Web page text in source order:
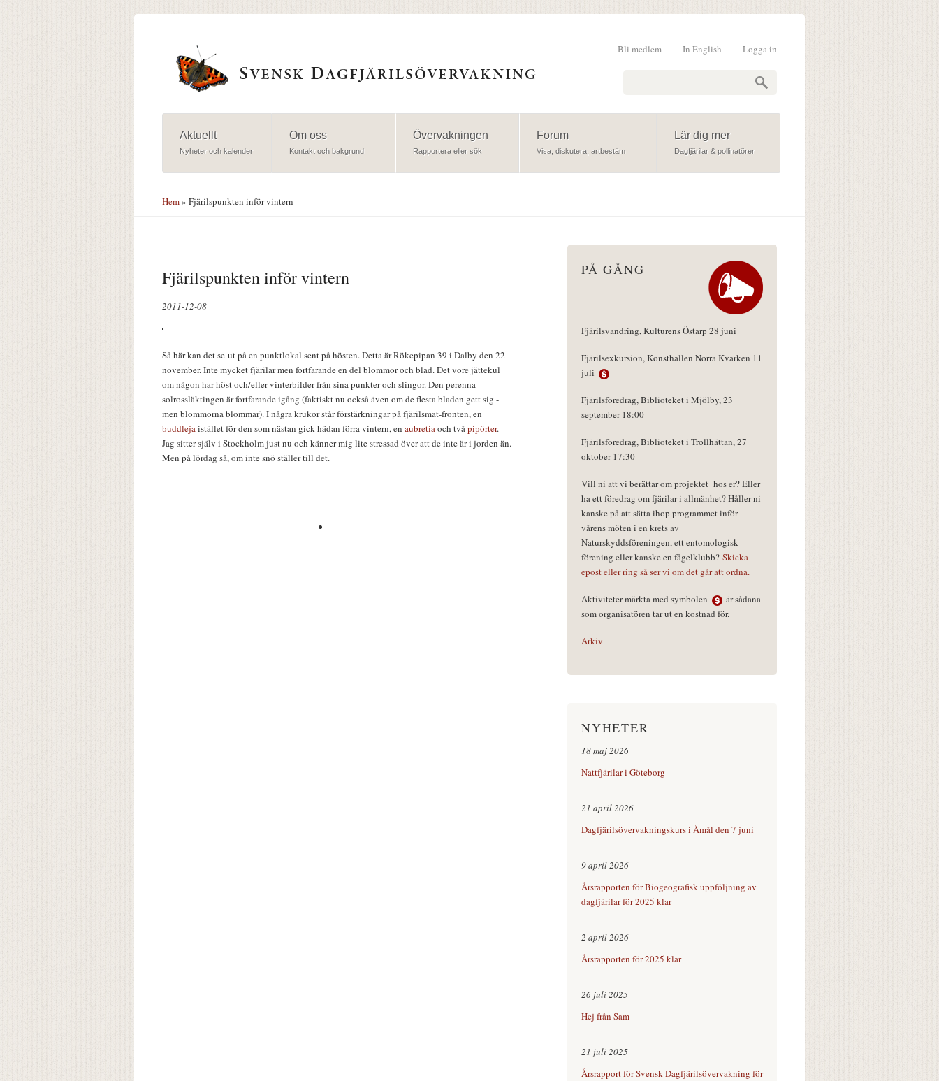
Logga in
In English
Bli medlem
Aktuellt
Nyheter och kalender
Om oss
Kontakt och bakgrund
Övervakningen
Rapportera eller sök
Forum
Visa, diskutera, artbestäm
Lär dig mer
Dagfjärilar & pollinatörer
Hem» Fjärilspunkten inför vintern
Fjärilspunkten inför vintern
2011-12-08
Så här kan det se ut på en punktlokal sent på hösten. Detta är Rökepipan 39 i Dalby den 22
november. Inte mycket fjärilar men fortfarande en del blommor och blad. Det vore jättekul
om någon har höst och/eller vinterbilder från sina punkter och slingor. Den perenna
solrossläktingen är fortfarande igång (faktiskt nu också även om de flesta bladen gett sig -
men blommorna blommar). I några krukor står förstärkningar på fjärilsmat-fronten, en
buddlejaistället för den som nästan gick hädan förra vintern, en aubretiaoch tvåpipörter.
Jag sitter själv i Stockholm just nu och känner mig lite stressad över att de inte är i jorden än.
Men på lördag så, om inte snö ställer till det.
PÅ GÅNG
Fjärilsvandring, Kulturens Östarp 28 juni
Fjärilsexkursion, Konsthallen Norra Kvarken 11
juli
Fjärilsföredrag, Biblioteket i Mjölby, 23
september 18:00
Fjärilsföredrag, Biblioteket i Trollhättan, 27
oktober 17:30
Vill ni att vi berättar om projektet hos er? Eller
ha ett föredrag om fjärilar i allmänhet? Håller ni
kanske på att sätta ihop programmet inför
vårens möten i en krets av
Naturskyddsföreningen, ett entomologisk
förening eller kanske en fågelklubb? Skicka
epost eller ring så ser vi om det går att ordna.
Aktiviteter märkta med symbolen
är sådana
som organisatören tar ut en kostnad för.
Arkiv
NYHETER
18 maj 2026
Nattfjärilar i Göteborg
21 april 2026
Dagfjärilsövervakningskurs i Åmål den 7 juni
9 april 2026
Årsrapporten för Biogeografisk uppföljning av
dagfjärilar för 2025 klar
2 april 2026
Årsrapporten för 2025 klar
26 juli 2025
Hej från Sam
21 juli 2025
Årsrapport för Svensk Dagfjärilsövervakning för